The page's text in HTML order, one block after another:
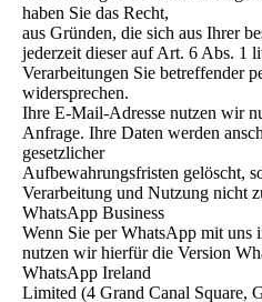
haben Sie das Recht,
aus Gründen, die sich aus Ihrer
jederzeit dieser auf Art. 6 Abs. 1
Verarbeitungen Sie betreffender
widersprechen.
Ihre E-Mail-Adresse nutzen wir
Anfrage. Ihre Daten werden
gesetzlicher
Aufbewahrungsfristen gelöscht,
Verarbeitung und Nutzung nicht
WhatsApp Business
Wenn Sie per WhatsApp mit uns
nutzen wir hierfür die Version
WhatsApp Ireland
Limited (4 Grand Canal Square,